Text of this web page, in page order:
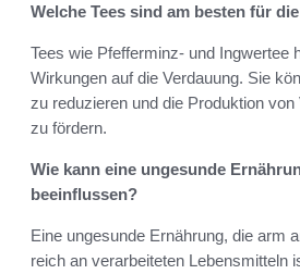
Welche Tees sind am besten für
Tees wie Pfefferminz- und Ingwertee
Wirkungen auf die Verdauung. Sie
zu reduzieren und die Produktion
zu fördern.
Wie kann eine ungesunde
beeinflussen?
Eine ungesunde Ernährung, die arm
reich an verarbeiteten Lebensmitteln